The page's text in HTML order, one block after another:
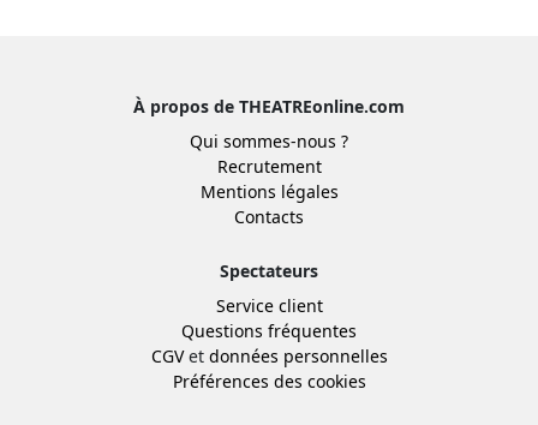
À propos de THEATREonline.com
Qui sommes-nous ?
Recrutement
Mentions légales
Contacts
Spectateurs
Service client
Questions fréquentes
CGVet données personnelles
Préférences des cookies